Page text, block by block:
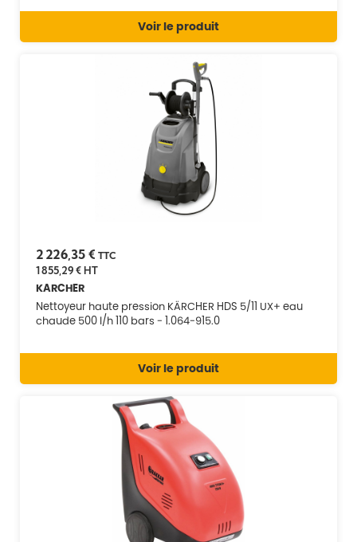
Voir le produit
2 226,35 € TTC
1 855,29 €HT
KARCHER
Nettoyeur haute pression KÄRCHER HDS 5/11 UX+ eau
chaude 500 l/h 110 bars - 1.064-915.0
Voir le produit